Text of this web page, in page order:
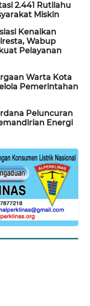
2.441 Rutilahu
Miskin
Kenaikan
Wabup
Pelayanan
Warta Kota
Pemerintahan
Peluncuran
Energi